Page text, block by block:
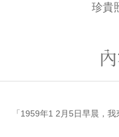
珍貴
「1959年1 2月5日早晨，我